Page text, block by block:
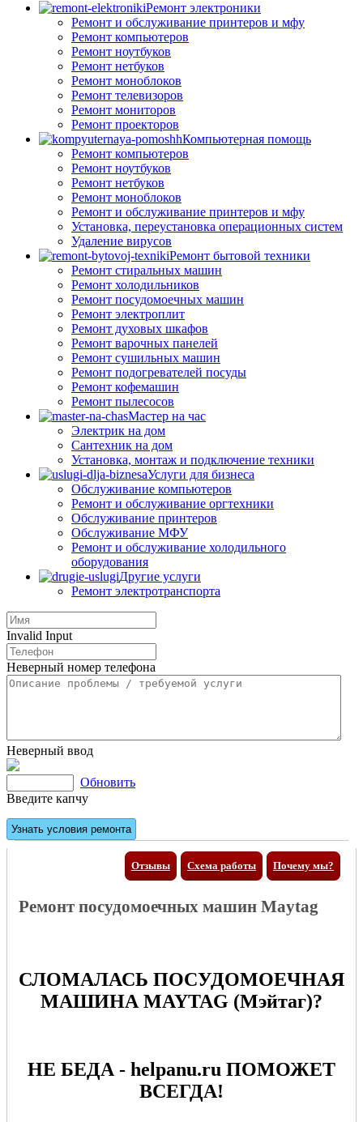
Ремонт электроники
Ремонт и обслуживание принтеров и мфу
Ремонт компьютеров
Ремонт ноутбуков
Ремонт нетбуков
Ремонт моноблоков
Ремонт телевизоров
Ремонт мониторов
Ремонт проекторов
Компьютерная помощь
Ремонт компьютеров
Ремонт ноутбуков
Ремонт нетбуков
Ремонт моноблоков
Ремонт и обслуживание принтеров и мфу
Установка, переустановка операционных систем
Удаление вирусов
Ремонт бытовой техники
Ремонт стиральных машин
Ремонт холодильников
Ремонт посудомоечных машин
Ремонт электроплит
Ремонт духовых шкафов
Ремонт варочных панелей
Ремонт сушильных машин
Ремонт подогревателей посуды
Ремонт кофемашин
Ремонт пылесосов
Мастер на час
Электрик на дом
Сантехник на дом
Установка, монтаж и подключение техники
Услуги для бизнеса
Обслуживание компьютеров
Ремонт и обслуживание оргтехники
Обслуживание принтеров
Обслуживание МФУ
Ремонт и обслуживание холодильного
оборудования
Другие услуги
Ремонт электротранспорта
Invalid Input
Неверный номер телефона
Неверный ввод
Обновить
Введите капчу
Отзывы Почему мы?
Схема работы
Ремонт посудомоечных машин Maytag
СЛОМАЛАСЬ ПОСУДОМОЕЧНАЯ
МАШИНА MAYTAG (Мэйтаг)?
НЕ БЕДА - helpanu.ru ПОМОЖЕТ
ВСЕГДА!